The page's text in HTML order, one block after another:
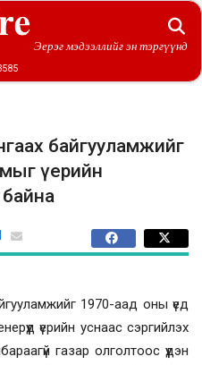
Эерэг мэдээллийг эн тэргүүнд
байгууламжийг
үерийн
1970-аад оны үед
үерийн уснаас сэргийлэх
газар олголтоос үүдэн